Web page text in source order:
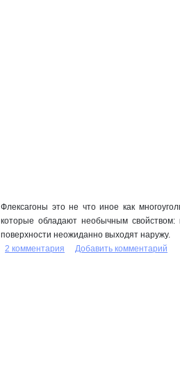
Флексагоны это не что иное как
которые обладают необычным свойством:
поверхности неожиданно выходят наружу.
2 комментария
Добавить комментарий